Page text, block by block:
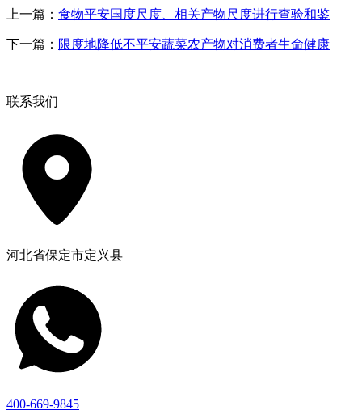
上一篇： 食物平安国度尺度、相关产物尺度进行查验和鉴
下一篇： 限度地降低不平安蔬菜农产物对消费者生命健康
联系我们
河北省保定市定兴县
400-669-9845